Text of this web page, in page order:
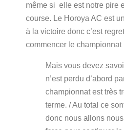
même si elle est notre pire
course. Le Horoya AC est
à la victoire donc c’est
commencer le championnat
Mais vous devez
n’est perdu d’abord
championnat est très
terme. / Au total ce
donc nous allons